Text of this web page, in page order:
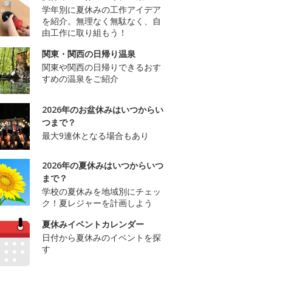
学年別に夏休みの工作アイデア
を紹介。無理なく無駄なく、自
由工作に取り組もう！
関東・関西の日帰り温泉
関東や関西の日帰りできるおす
すめの温泉をご紹介
2026年のお盆休みはいつからい
つまで？
最大9連休となる場合もあり
2026年の夏休みはいつからいつ
まで？
学校の夏休みを地域別にチェッ
ク！夏レジャーを計画しよう
夏休みイベントカレンダー
日付から夏休みのイベントを探
す